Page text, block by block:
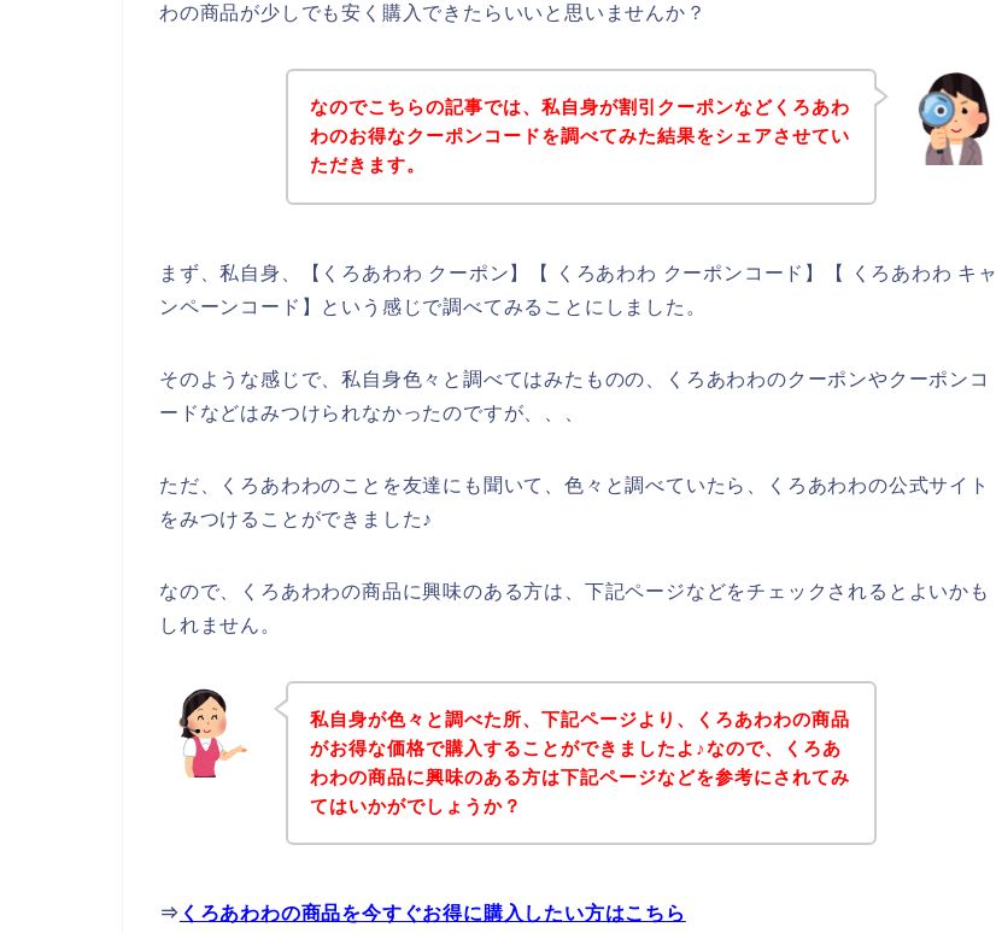
わの商品が少しでも安く購入できたらいいと思いませんか？
なのでこちらの記事では、私自身が割引クーポンなどくろあわ
わのお得なクーポンコードを調べてみた結果をシェアさせてい
ただきます。
まず、私自身、【くろあわわ クーポン】【 くろあわわ クーポンコード】【 くろあわわ キャ
ンペーンコード】という感じで調べてみることにしました。
そのような感じで、私自身色々と調べてはみたものの、くろあわわのクーポンやクーポンコ
ードなどはみつけられなかったのですが、、、
ただ、くろあわわのことを友達にも聞いて、色々と調べていたら、くろあわわの公式サイト
をみつけることができました♪
なので、くろあわわの商品に興味のある方は、下記ページなどをチェックされるとよいかも
しれません。
私自身が色々と調べた所、下記ページより、くろあわわの商品
がお得な価格で購入することができましたよ♪なので、くろあ
わわの商品に興味のある方は下記ページなどを参考にされてみ
てはいかがでしょうか？
⇒ くろあわわの商品を今すぐお得に購入したい方はこちら